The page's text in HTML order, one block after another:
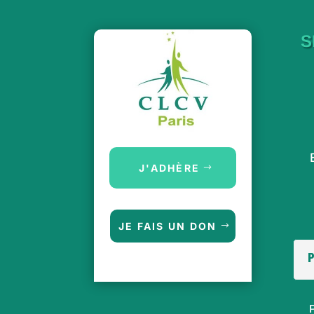
J'ADHÈRE
JE FAIS UN DON